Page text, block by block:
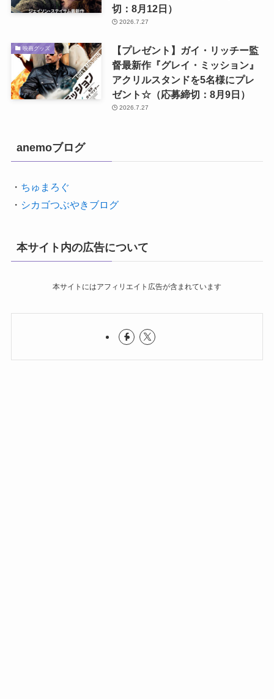
切：8月12日）
2026.7.27
映画グッズ
【プレゼント】ガイ・リッチー監
督最新作『グレイ・ミッション』
アクリルスタンドを5名様にプレ
ゼント☆（応募締切：8月9日）
2026.7.27
anemoブログ
・ ちゅまろぐ
・ シカゴつぶやきブログ
本サイト内の広告について
本サイトにはアフィリエイト広告が含まれています